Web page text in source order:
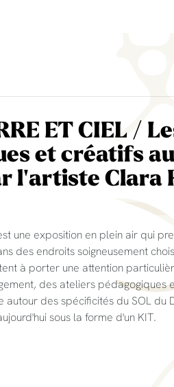
ET CIEL /
et créatifs
l'artiste Clara
est une exposition en plein air qui
des endroits soigneusement
à porter une attention
des ateliers pédagogiques
autour des spécificités du SOL du
sous la forme d'un KIT.